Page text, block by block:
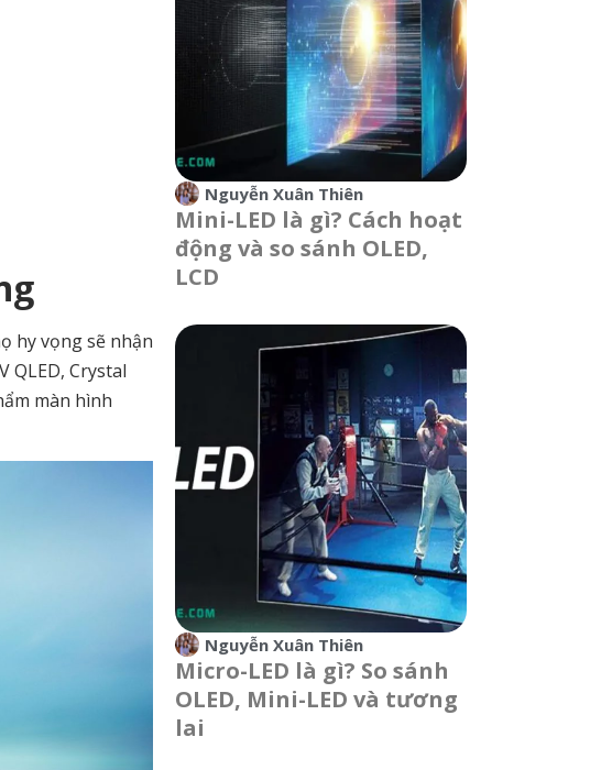
hy vọng sẽ nhận
QLED, Crystal
màn hình
Nguyễn Xuân Thiên
Mini-LED là gì? Cách hoạt
động và so sánh OLED,
LCD
Nguyễn Xuân Thiên
Micro-LED là gì? So sánh
OLED, Mini-LED và tương
lai